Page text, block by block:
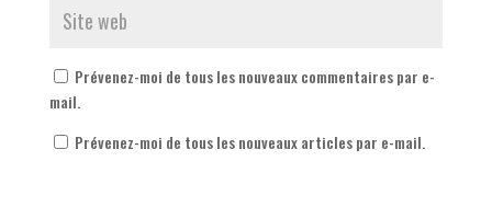
Prévenez-moi de tous les nouveaux commentaires par e-
mail.
Prévenez-moi de tous les nouveaux articles par e-mail.